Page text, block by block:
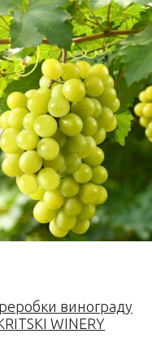
винограду
WINERY